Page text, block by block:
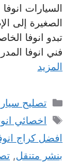
السيارات
الصغيرة إلى
تبدو انوفا
فني انوفا
المزيد
التصنيفات
تصليح
الوسوم
اخصائي
افضل كراج
بنشر متنقل,